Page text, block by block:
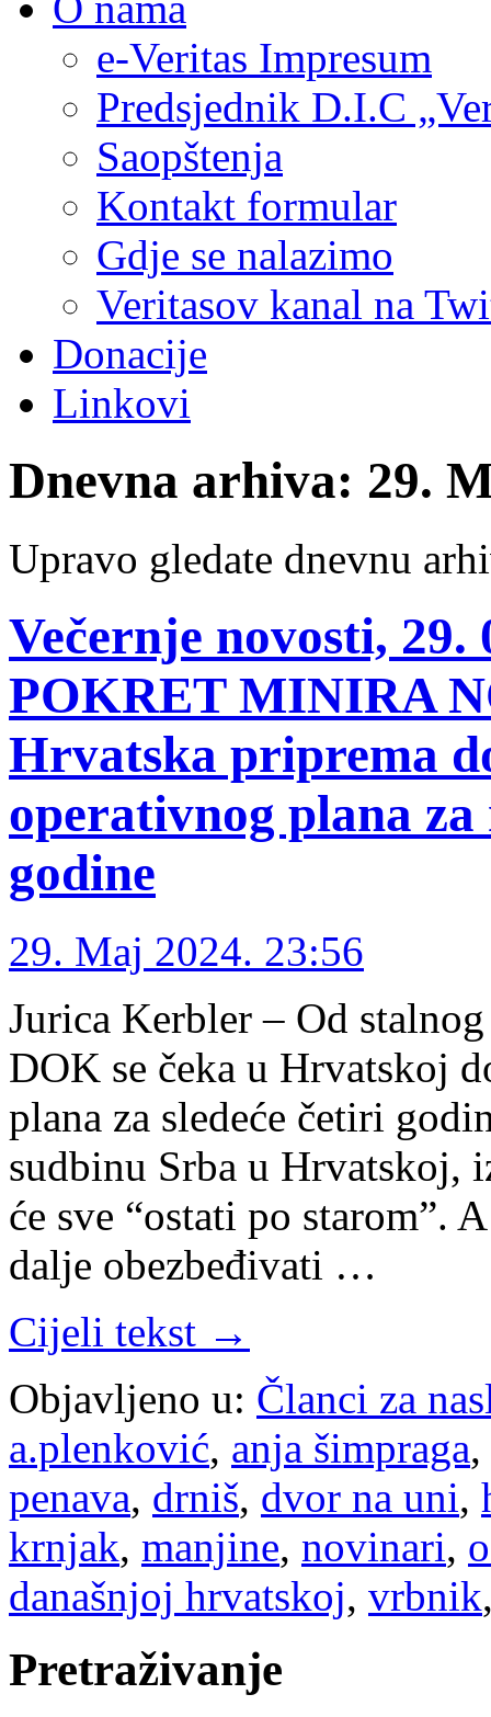
e-Veritas Impresum
Predsjednik D.I.C
Saopštenja
Kontakt formular
Gdje se nalazimo
Veritasov kanal na
Donacije
Linkovi
Dnevna arhiva: 29.
Upravo gledate dnevnu
Večernje novosti,
POKRET MINIRA
Hrvatska priprema
operativnog plana
godine
29. Maj 2024. 23:56
Jurica Kerbler – Od
DOK se čeka u Hrvatskoj
plana za sledeće četiri
sudbinu Srba u Hrvatskoj,
će sve “ostati po starom”.
dalje obezbeđivati …
Cijeli tekst →
Objavljeno u: Članci za
a.plenković, anja šimpraga,
penava, drniš, dvor na uni,
krnjak, manjine, novinari,
današnjoj hrvatskoj, vrbnik
Pretraživanje